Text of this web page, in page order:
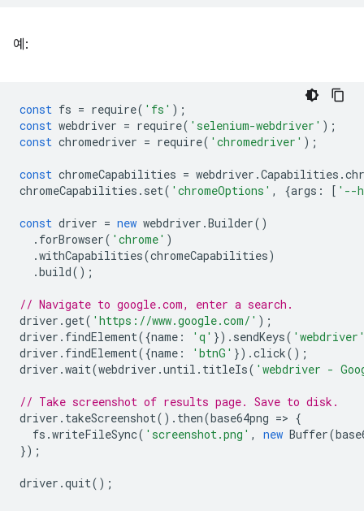
예:
const fs = require( 'fs' );
const webdriver = require( 'selenium-webdriver' );
const chromedriver = require( 'chromedriver' );
const chromeCapabilities = webdriver .Capabilities .
chromeCapabilities . set( 'chromeOptions' , {args : [ '--
const driver = new webdriver .Builder()
. forBrowser( 'chrome' )
.withCapabilities(chromeCapabilities)
.build();
// Navigate to google.com, enter a search.
driver .get( 'https://www.google.com/' );
driver . findElement({name : 'q' }). sendKeys(
driver . findElement({name : 'btnG' }).click();
driver .wait(webdriver .until . titleIs( 'webdriver -
// Take screenshot of results page. Save to disk.
driver . takeScreenshot(). then(base64png => {
fs .writeFileSync( 'screenshot.png' , new Buffer(
});
driver .quit();